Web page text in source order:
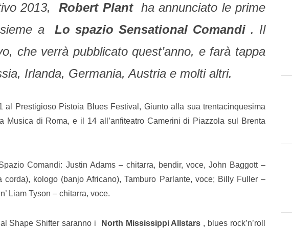
2013,Robert Plantha annunciato le prime
a Lo spazio Sensational Comandi. Il
che verrà pubblicato quest’anno, e farà tappa
Irlanda, Germania, Austria e molti altri.
al Prestigioso Pistoia Blues Festival, Giunto alla sua trentacinquesima
Musica di Roma, e il 14 all’anfiteatro Camerini di Piazzola sul Brenta
Comandi: Justin Adams – chitarra, bendir, voce, John Baggott –
kologo (banjo Africano), Tamburo Parlante, voce; Billy Fuller –
Liam Tyson – chitarra, voce.
Shape Shifter saranno i North Mississippi Allstars , blues rock’n’roll